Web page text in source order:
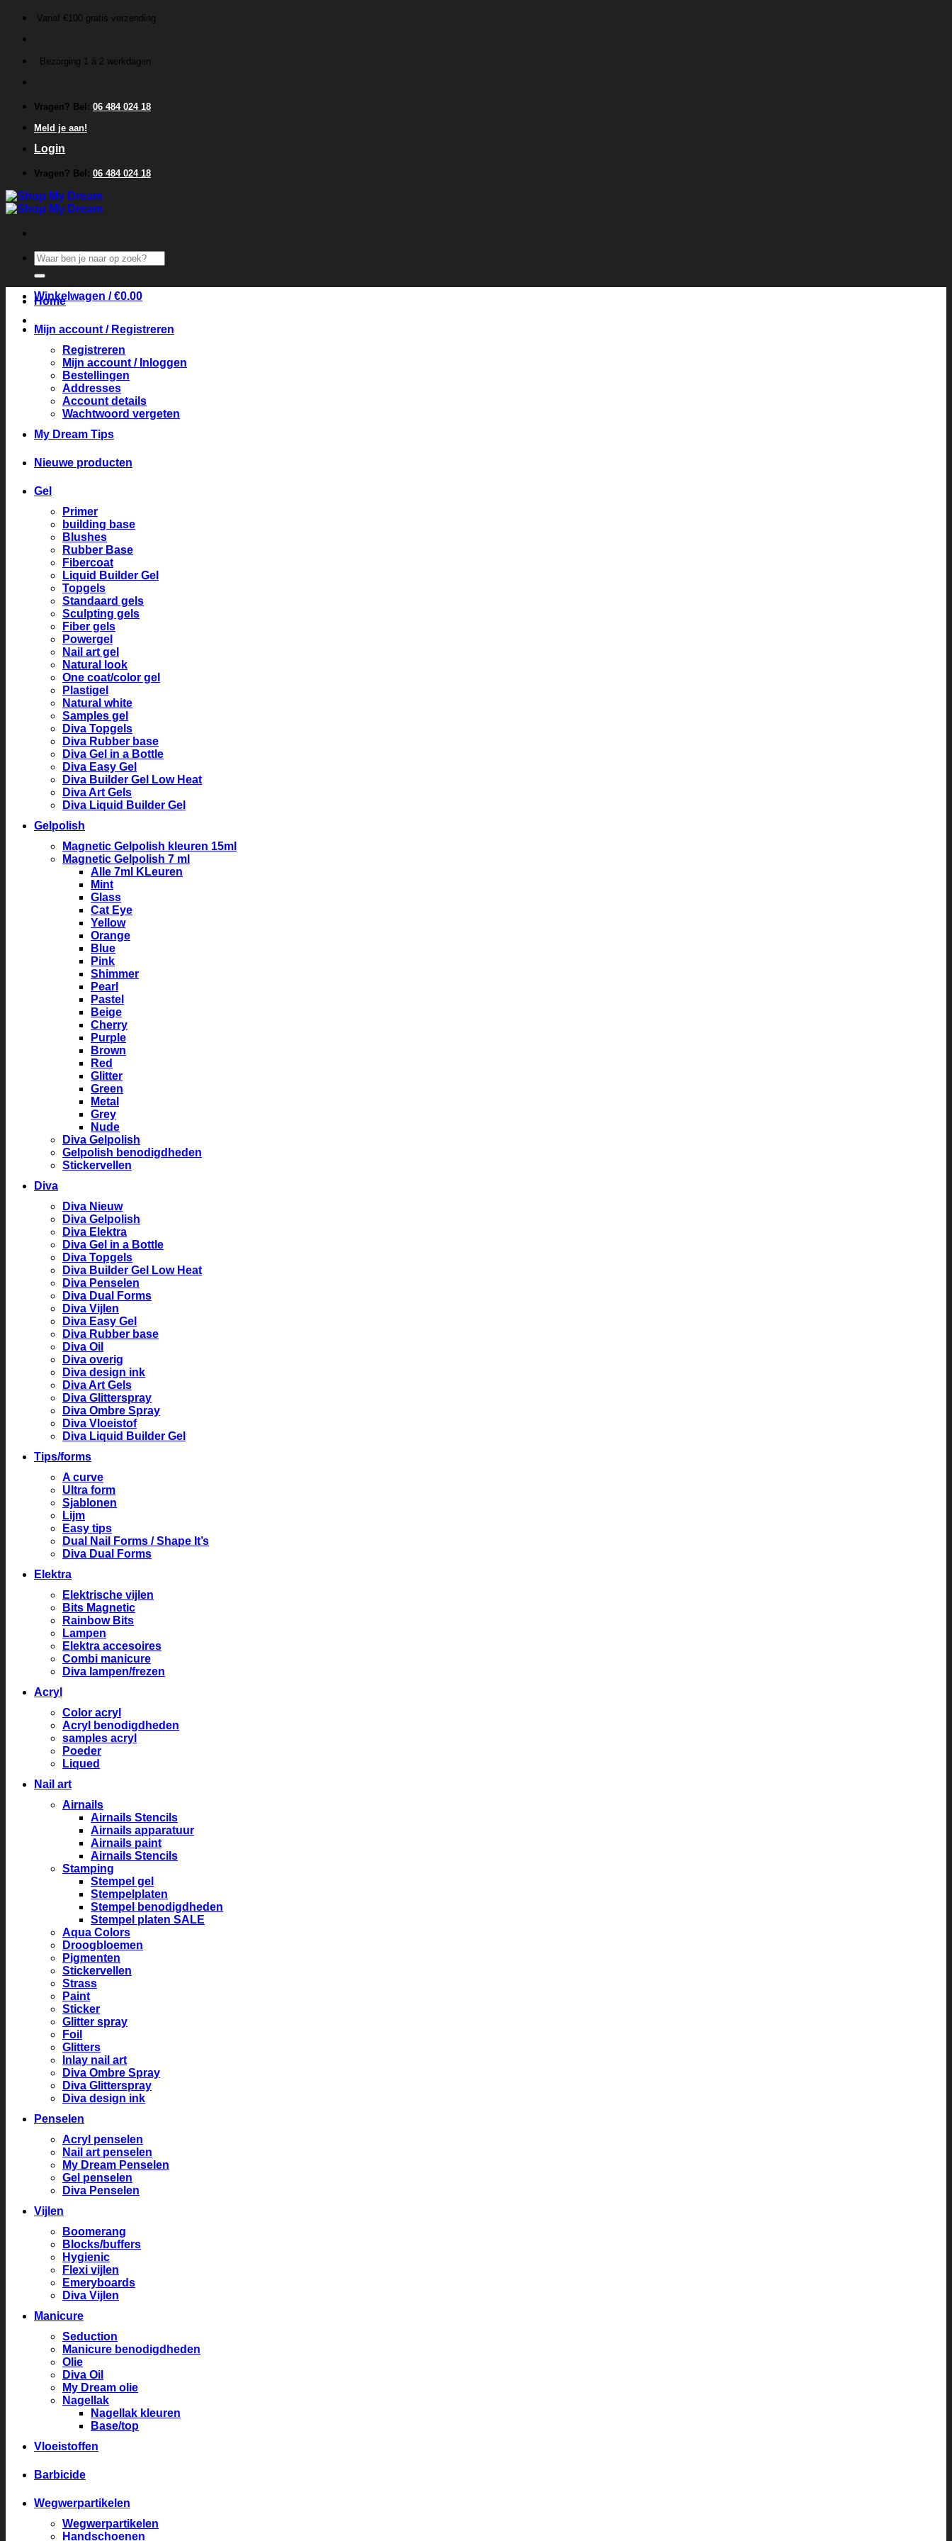
inhoud
Vanaf €100 gratis verzending
Bezorging 1 á 2 werkdagen
Vragen? Bel: 06 484 024 18
Meld je aan!
Login
Vragen? Bel: 06 484 024 18
Zoeken
naar:
Winkelwagen /€0.00
Home
Mijn account / Registreren
Registreren
Mijn account / Inloggen
Bestellingen
Addresses
Account details
Wachtwoord vergeten
My Dream Tips
Nieuwe producten
Gel
Primer
building base
Blushes
Rubber Base
Fibercoat
Liquid Builder Gel
Topgels
Standaard gels
Sculpting gels
Fiber gels
Powergel
Nail art gel
Natural look
One coat/color gel
Plastigel
Natural white
Samples gel
Diva Topgels
Diva Rubber base
Diva Gel in a Bottle
Diva Easy Gel
Diva Builder Gel Low Heat
Diva Art Gels
Diva Liquid Builder Gel
Gelpolish
Magnetic Gelpolish kleuren 15ml
Magnetic Gelpolish 7 ml
Alle 7ml KLeuren
Mint
Glass
Cat Eye
Yellow
Orange
Blue
Pink
Shimmer
Pearl
Pastel
Beige
Cherry
Purple
Brown
Red
Glitter
Green
Metal
Grey
Nude
Diva Gelpolish
Gelpolish benodigdheden
Stickervellen
Diva
Diva Nieuw
Diva Gelpolish
Diva Elektra
Diva Gel in a Bottle
Diva Topgels
Diva Builder Gel Low Heat
Diva Penselen
Diva Dual Forms
Diva Vijlen
Diva Easy Gel
Diva Rubber base
Diva Oil
Diva overig
Diva design ink
Diva Art Gels
Diva Glitterspray
Diva Ombre Spray
Diva Vloeistof
Diva Liquid Builder Gel
Tips/forms
A curve
Ultra form
Sjablonen
Lijm
Easy tips
Dual Nail Forms / Shape It’s
Diva Dual Forms
Elektra
Elektrische vijlen
Bits Magnetic
Rainbow Bits
Lampen
Elektra accesoires
Combi manicure
Diva lampen/frezen
Acryl
Color acryl
Acryl benodigdheden
samples acryl
Poeder
Liqued
Nail art
Airnails
Airnails Stencils
Airnails apparatuur
Airnails paint
Airnails Stencils
Stamping
Stempel gel
Stempelplaten
Stempel benodigdheden
Stempel platen SALE
Aqua Colors
Droogbloemen
Pigmenten
Stickervellen
Strass
Paint
Sticker
Glitter spray
Foil
Glitters
Inlay nail art
Diva Ombre Spray
Diva Glitterspray
Diva design ink
Penselen
Acryl penselen
Nail art penselen
My Dream Penselen
Gel penselen
Diva Penselen
Vijlen
Boomerang
Blocks/buffers
Hygienic
Flexi vijlen
Emeryboards
Diva Vijlen
Manicure
Seduction
Manicure benodigdheden
Olie
Diva Oil
My Dream olie
Nagellak
Nagellak kleuren
Base/top
Vloeistoffen
Barbicide
Wegwerpartikelen
Wegwerpartikelen
Handschoenen